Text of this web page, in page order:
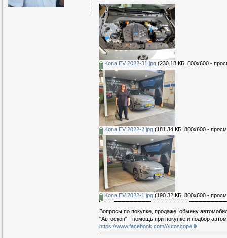
Kona EV 2022-31.jpg(230.18 КБ, 800x600 -
Kona EV 2022-2.jpg(181.34 КБ, 800x600 -
Kona EV 2022-1.jpg(190.32 КБ, 800x600 -
Вопросы по покупке, продаже, обмену
"Автоскоп" - помощь при покупке и подбор
https://www.facebook.com/Autoscope.il/